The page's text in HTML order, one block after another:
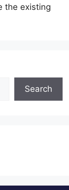
the existing
Search